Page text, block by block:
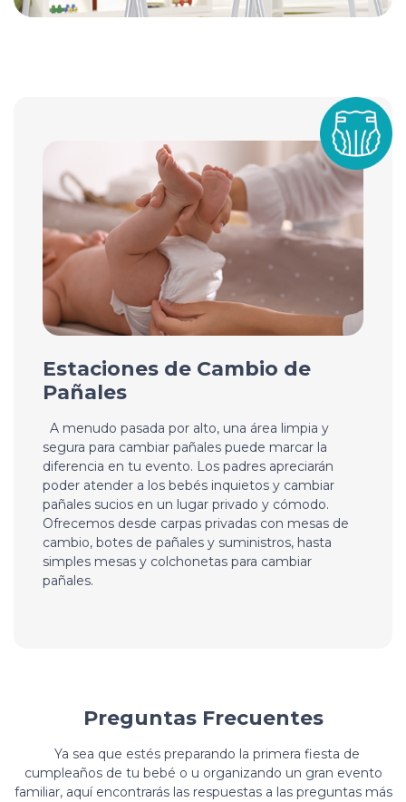
Estaciones de Cambio de
Pañales
A menudo pasada por alto, una área limpia y
segura para cambiar pañales puede marcar la
diferencia en tu evento. Los padres apreciarán
poder atender a los bebés inquietos y cambiar
pañales sucios en un lugar privado y cómodo.
Ofrecemos desde carpas privadas con mesas de
cambio, botes de pañales y suministros, hasta
simples mesas y colchonetas para cambiar
pañales.
Preguntas Frecuentes
Ya sea que estés preparando la primera fiesta de
cumpleaños de tu bebé o u organizando un gran evento
familiar, aquí encontrarás las respuestas a las preguntas más